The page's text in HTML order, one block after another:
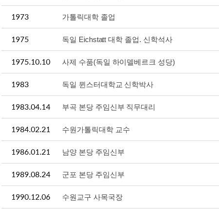
1973 가톨릭대학 졸업
1975 독일 Eichstatt 대학 졸업. 신학석사
1975.10.10 사제 수품(독일 하이델베르크 성당)
1983 독일 뮌스터대학교 신학박사
1983.04.14 부곡 본당 주임신부 직무대리
1984.02.21 수원가톨릭대학 교수
1986.01.21 남양 본당 주임신부
1989.08.24 군포 본당 주임신부
1990.12.06 수원교구 사목국장